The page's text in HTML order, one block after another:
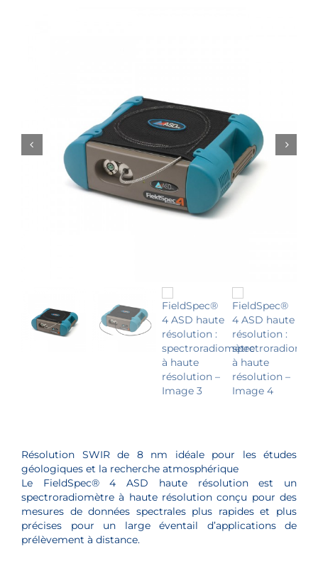
Résolution SWIR de 8 nm idéale pour les études
géologiques et la recherche atmosphérique
Le FieldSpec® 4 ASD haute résolution est un
spectroradiomètre à haute résolution conçu pour des
mesures de données spectrales plus rapides et plus
précises pour un large éventail d’applications de
prélèvement à distance.